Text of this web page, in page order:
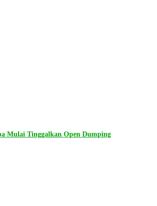
Mulai Tinggalkan Open Dumping